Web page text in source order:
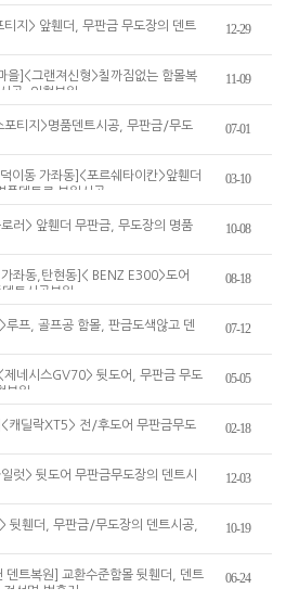
티지> 앞휀더, 무판금 무도장의 덴트
12-29
을]<그랜져신형>칠까짐없는 함몰복
공, 외형복원
11-09
포티지>명품덴트시공, 무판금/무도
07-01
이동 가좌동]<포르쉐타이칸>앞휀더
품덴트로 복원시공
03-10
러> 앞휀더 무판금, 무도장의 명품
10-08
좌동,탄현동]< BENZ E300>도어
트시공복원
08-18
루프, 골프공 함몰, 판금도색않고 덴
07-12
제네시스GV70> 뒷도어, 무판금 무도
복원
05-05
캐딜락XT5> 전/후도어 무판금무도
02-18
럿> 뒷도어 무판금무도장의 덴트시
12-03
뒷휀더, 무판금/무도장의 덴트시공,
10-19
덴트복원] 교환수준함몰 뒷휀더, 덴트
성면,법흥리
06-24